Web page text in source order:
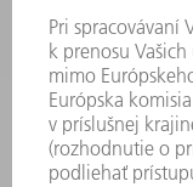
SMART FACTORY
SOFTVÉR
SLUŽBY
APLIKÁCIE
ODVETVIA
PODNIK
KARIÉRA